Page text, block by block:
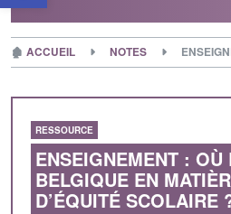
🏚 ACCUEIL NOTES
RESSOURCE
ENSEIGNEMENT : OÙ
BELGIQUE EN
D’ÉQUITÉ SCOLAIRE